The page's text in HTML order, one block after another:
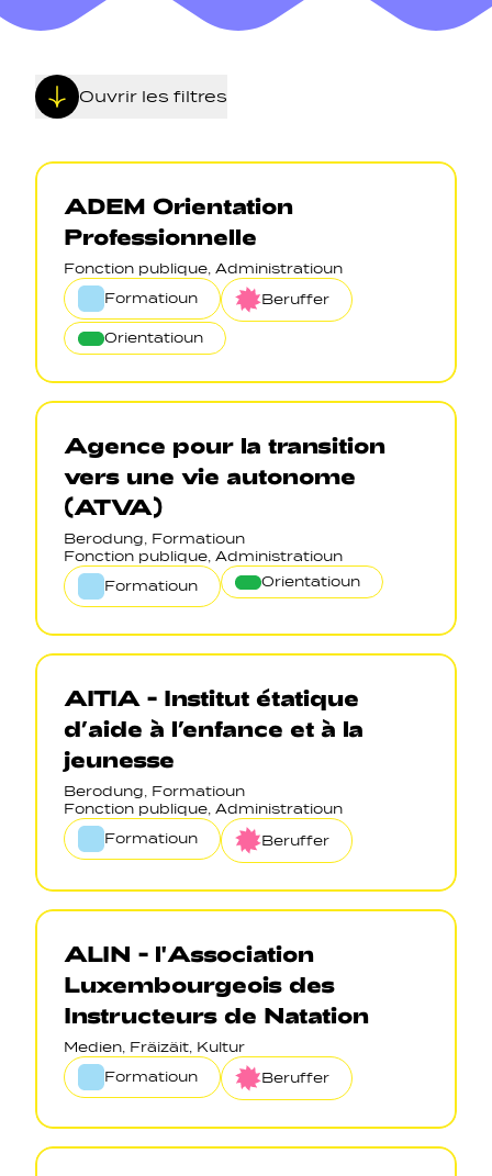
Navigation secondarie
Sozial Netzwierker
Navigation pied de page
Gérer les cookies
Ouvrir les filtres
ADEM Orientation
Professionnelle
Fonction publique, Administratioun
Formatioun
Beruffer
Orientatioun
Agence pour la transition
vers une vie autonome
(ATVA)
Berodung, Formatioun
Fonction publique, Administratioun
Formatioun
Orientatioun
AITIA - Institut étatique
d’aide à l’enfance et à la
jeunesse
Berodung, Formatioun
Fonction publique, Administratioun
Formatioun
Beruffer
ALIN - l'Association
Luxembourgeois des
Instructeurs de Natation
Medien, Fräizäit, Kultur
Formatioun
Beruffer